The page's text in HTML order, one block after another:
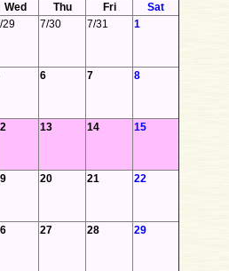
Wed Thu Fri
Sat
29 7/30 7/31 1
6 7 8
13 14 15
20 21 22
27 28 29